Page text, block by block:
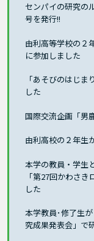
センパイの研究の
号を発行!!
由利高等学校の２
に参加しました
「あそびのはじま
した
国際交流企画「男
由利高校の２年生
本学の教員・学生
「第27回かわさ
した
本学教員･修了生
究成果発表会」で